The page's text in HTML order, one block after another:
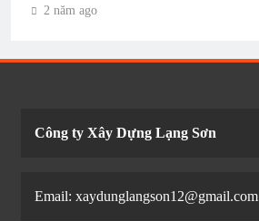
2 năm ago
Công ty Xây Dựng Lạng Sơn
Email: xaydunglangson12@gmail.com